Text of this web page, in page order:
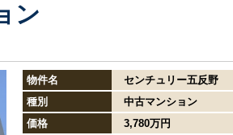
ン
物件名
センチュリー五反野
種別
中古マンション
価格
3,780万円